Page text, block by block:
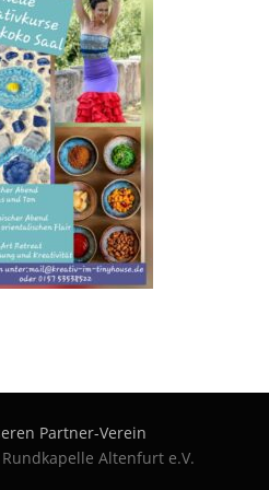
Partner-Verein
Altenfurt e.V.